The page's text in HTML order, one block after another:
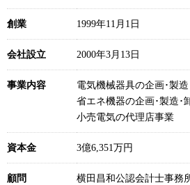
創業 1999年11月1日
会社設立 2000年3月13日
事業内容
電気機械器具の企画･製
省エネ機器の企画･製造･
小売電気の代理店
資本金 3億6,351万円
顧問
横田昌和公認会計士事務